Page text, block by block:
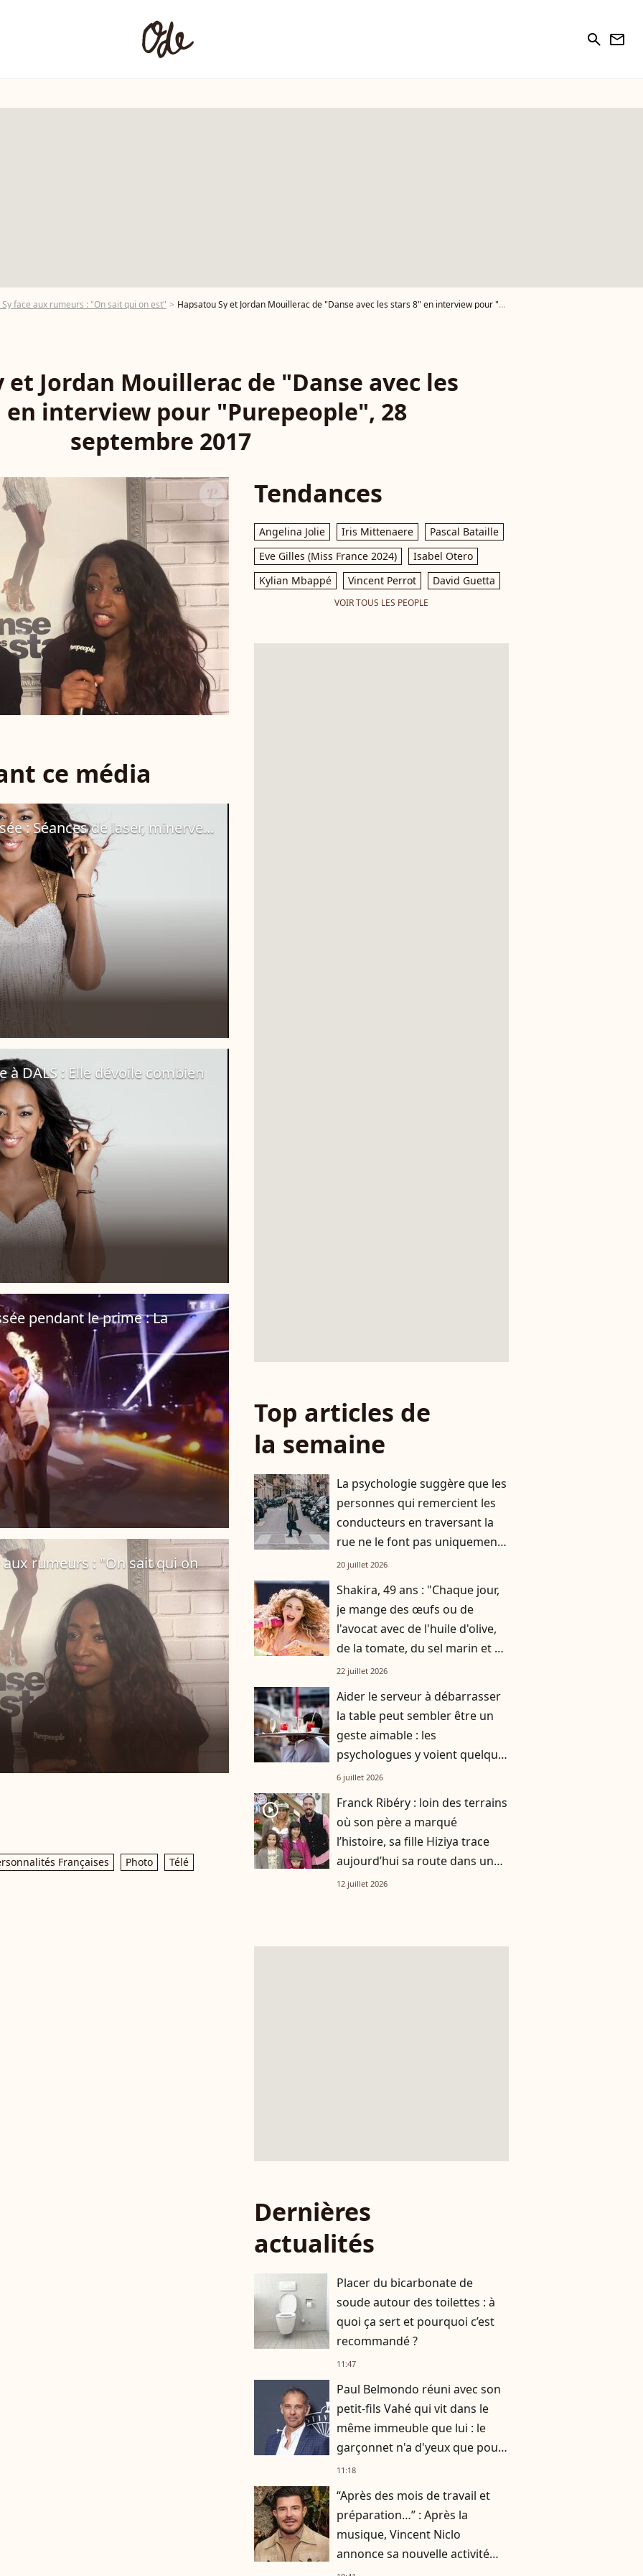
search newsletter
Sy face aux rumeurs : "On sait qui on est" Hapsatou Sy et Jordan Mouillerac de "Danse avec les stars 8" en interview pour "Purepeople", 28 septembre 2017 - Photo
et Jordan Mouillerac de "Danse avec les
en interview pour "Purepeople", 28
septembre 2017
ce média
: Séances de laser, minerve...
à DALS : Elle dévoile combien
pendant le prime : La
aux rumeurs : "On sait qui on
Françaises Photo
Télé
Tendances
Angelina Jolie Iris Mittenaere
Pascal Bataille
Eve Gilles (Miss France 2024)
Isabel Otero
Kylian Mbappé
Vincent Perrot David Guetta
VOIR TOUS LES PEOPLE
Top articles de
la semaine
La psychologie suggère que les
personnes qui remercient les
conducteurs en traversant la
rue ne le font pas uniquement
par gratitude
20 juillet 2026
Shakira, 49 ans : "Chaque jour,
je mange des œufs ou de
l'avocat avec de l'huile d'olive,
de la tomate, du sel marin et un
smoothie"
22 juillet 2026
Aider le serveur à débarrasser
la table peut sembler être un
geste aimable : les
psychologues y voient quelque
chose de bien plus profond.
6 juillet 2026
player2
Franck Ribéry : loin des terrains
où son père a marqué
l’histoire, sa fille Hiziya trace
aujourd’hui sa route dans un
tout autre univers
12 juillet 2026
Dernières
actualités
Placer du bicarbonate de
soude autour des toilettes : à
quoi ça sert et pourquoi c’est
recommandé ?
11:47
Paul Belmondo réuni avec son
petit-fils Vahé qui vit dans le
même immeuble que lui : le
garçonnet n'a d'yeux que pour
son papa à la télévision
11:18
“Après des mois de travail et
préparation…” : Après la
musique, Vincent Niclo
annonce sa nouvelle activité